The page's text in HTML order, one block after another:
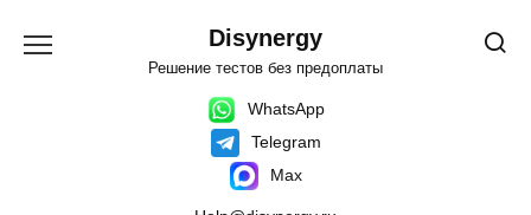
содержанию
Disynergy
Решение тестов без предоплаты
WhatsApp
Telegram
Max